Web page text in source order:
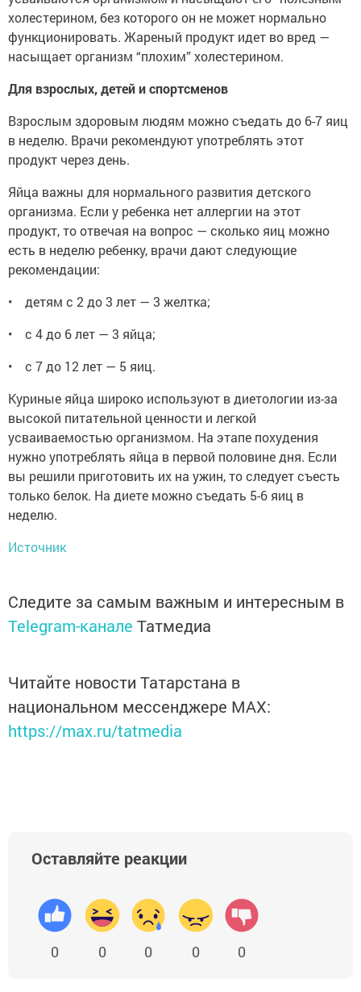
холестерином, без которого он не может нормально
функционировать. Жареный продукт идет во вред —
насыщает организм “плохим” холестерином.
Для взрослых, детей и спортсменов
Взрослым здоровым людям можно съедать до 6-7 яиц
в неделю. Врачи рекомендуют употреблять этот
продукт через день.
Яйца важны для нормального развития детского
организма. Если у ребенка нет аллергии на этот
продукт, то отвечая на вопрос — сколько яиц можно
есть в неделю ребенку, врачи дают следующие
рекомендации:
• детям с 2 до 3 лет — 3 желтка;
• с 4 до 6 лет — 3 яйца;
• с 7 до 12 лет — 5 яиц.
Куриные яйца широко используют в диетологии из-за
высокой питательной ценности и легкой
усваиваемостью организмом. На этапе похудения
нужно употреблять яйца в первой половине дня. Если
вы решили приготовить их на ужин, то следует съесть
только белок. На диете можно съедать 5-6 яиц в
неделю.
Источник
Следите за самым важным и интересным в
Telegram-канале Татмедиа
Читайте новости Татарстана в
национальном мессенджере MАХ:
https://max.ru/tatmedia
Оставляйте реакции
0 0 0 0 0